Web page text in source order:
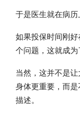
于是医生就在病历
如果投保时间刚
个问题，这就成为
当然，这并不是
身体更重要，而
描述。